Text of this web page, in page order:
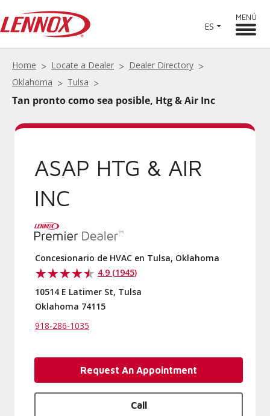
ES
MENÚ
Home Locate a Dealer
Dealer Directory
Oklahoma
Tulsa
Tan pronto como sea posible, Htg & Air Inc
ASAP HTG & AIR
INC
Concesionario de HVAC en Tulsa, Oklahoma
4.9 (1945)
10514 E Latimer St, Tulsa
Oklahoma 74115
918-286-1035
Request An Appointment
Call